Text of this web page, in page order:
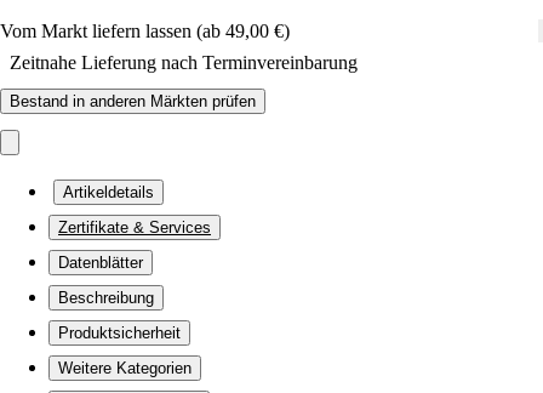
Vom Markt liefern lassen (ab 49,00 €)
Zeitnahe Lieferung nach Terminvereinbarung
Bestand in anderen Märkten prüfen
Artikeldetails
Zertifikate & Services
Datenblätter
Beschreibung
Produktsicherheit
Weitere Kategorien